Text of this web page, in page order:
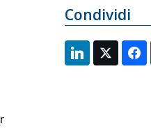
Condividi